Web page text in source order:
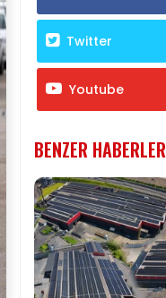
Twitter
Youtube
BENZER HABERLER